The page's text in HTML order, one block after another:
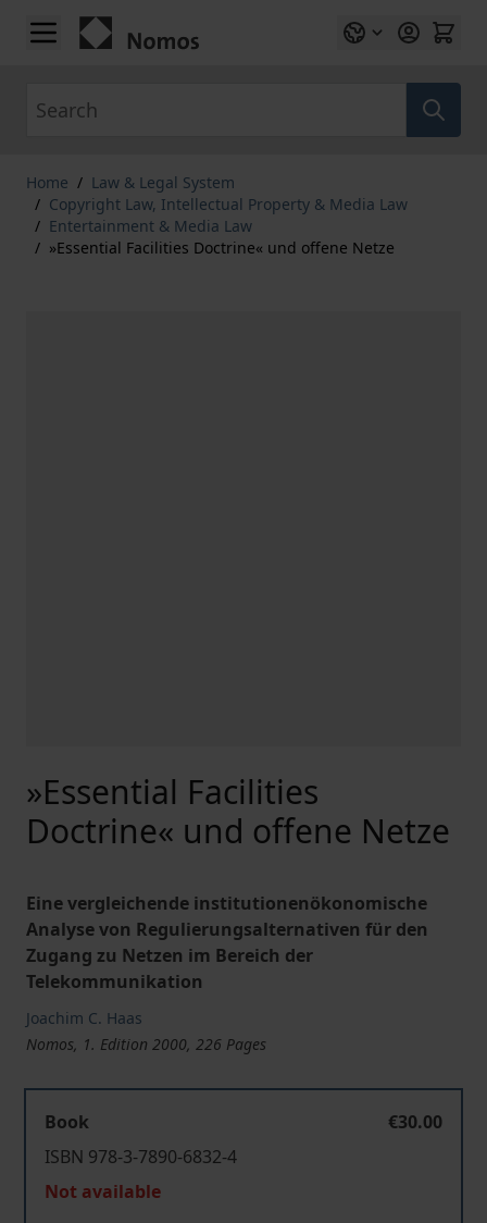
Skip to Content
Home / Law & Legal System
/ Copyright Law, Intellectual Property & Media Law
/ Entertainment & Media Law
/ »Essential Facilities Doctrine« und offene Netze
»Essential Facilities
Doctrine« und offene Netze
Eine vergleichende institutionenökonomische
Analyse von Regulierungsalternativen für den
Zugang zu Netzen im Bereich der
Telekommunikation
Joachim C. Haas
Nomos, 1. Edition 2000, 226 Pages
Book
€30.00
ISBN 978-3-7890-6832-4
Not available